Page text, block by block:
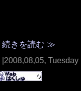
続きを読む ≫
|2008,08,05,